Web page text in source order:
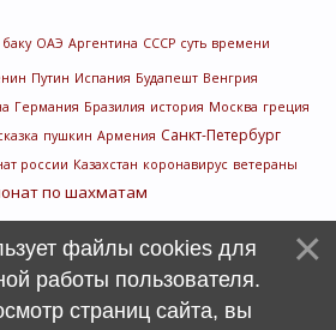
баку ОАЭ Аргентина СССР суть времени
Путин Испания Будапешт Венгрия
Германия Бразилия история Москва греция
пушкин Армения Санкт-Петербург
россии Казахстан коронавирус ветераны
по шахматам
файлы cookies для
работы пользователя.
страниц сайта, вы